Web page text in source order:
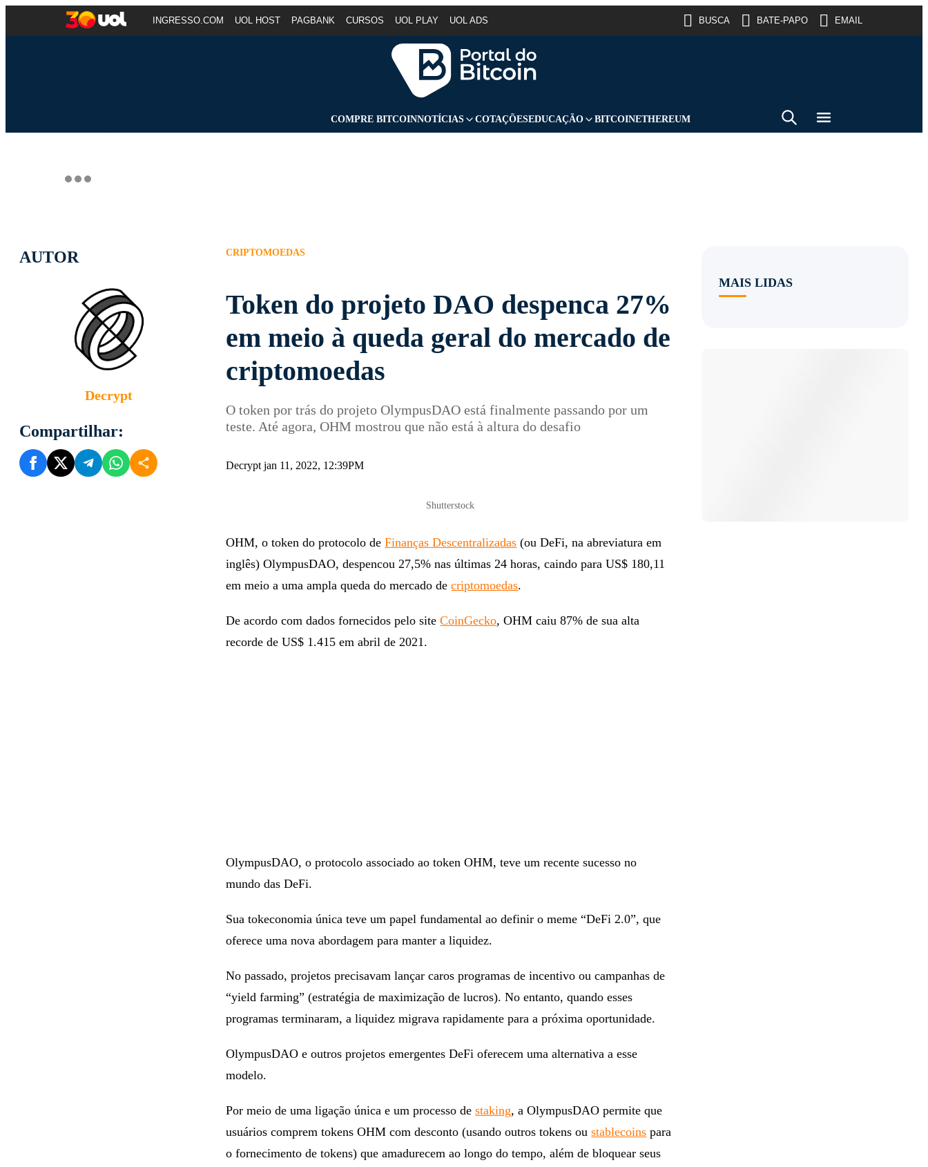
INGRESSO.COM UOL HOST PAGBANK CURSOS UOL PLAY UOL ADS BUSCA BATE-PAPO EMAIL
COMPRE BITCOINNOTÍCIAS COTAÇÕESEDUCAÇÃO BITCOINETHEREUM
AUTOR
Decrypt
Compartilhar:
CRIPTOMOEDAS
Token do projeto DAO despenca 27%
em meio à queda geral do mercado de
criptomoedas
O token por trás do projeto OlympusDAO está finalmente passando por um
teste. Até agora, OHM mostrou que não está à altura do desafio
Decrypt jan 11, 2022, 12:39PM
Shutterstock
OHM, o token do protocolo deFinanças Descentralizadas (ou DeFi, na abreviatura em
inglês) OlympusDAO, despencou 27,5% nas últimas 24 horas, caindo para US$ 180,11
em meio a uma ampla queda do mercado decriptomoedas.
De acordo com dados fornecidos pelo siteCoinGecko, OHM caiu 87% de sua alta
recorde de US$ 1.415 em abril de 2021.
OlympusDAO, o protocolo associado ao token OHM, teve um recente sucesso no
mundo das DeFi.
Sua tokeconomia única teve um papel fundamental ao definir o meme “DeFi 2.0”, que
oferece uma nova abordagem para manter a liquidez.
No passado, projetos precisavam lançar caros programas de incentivo ou campanhas de
“yield farming” (estratégia de maximização de lucros). No entanto, quando esses
programas terminaram, a liquidez migrava rapidamente para a próxima oportunidade.
OlympusDAO e outros projetos emergentes DeFi oferecem uma alternativa a esse
modelo.
Por meio de uma ligação única e um processo destaking, a OlympusDAO permite que
usuários comprem tokens OHM com desconto (usando outros tokens oustablecoins para
o fornecimento de tokens) que amadurecem ao longo do tempo, além de bloquear seus
MAIS LIDAS